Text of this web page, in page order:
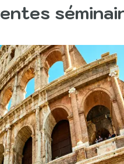
de délicieux
sur le Bosphore :